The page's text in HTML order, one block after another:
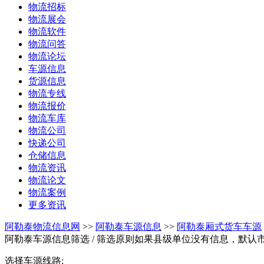
物流招标
物流展会
物流软件
物流问答
物流论坛
车源信息
货源信息
物流专线
物流报价
物流车库
物流公司
快递公司
仓储信息
物流资讯
物流论文
物流案例
更多资讯
阿勒泰物流信息网 >> 阿勒泰车源信息 >> 阿勒泰厢式货车车源
阿勒泰车源信息筛选 / 筛选原则如果县级单位没有信息，默认
选择车源线路: